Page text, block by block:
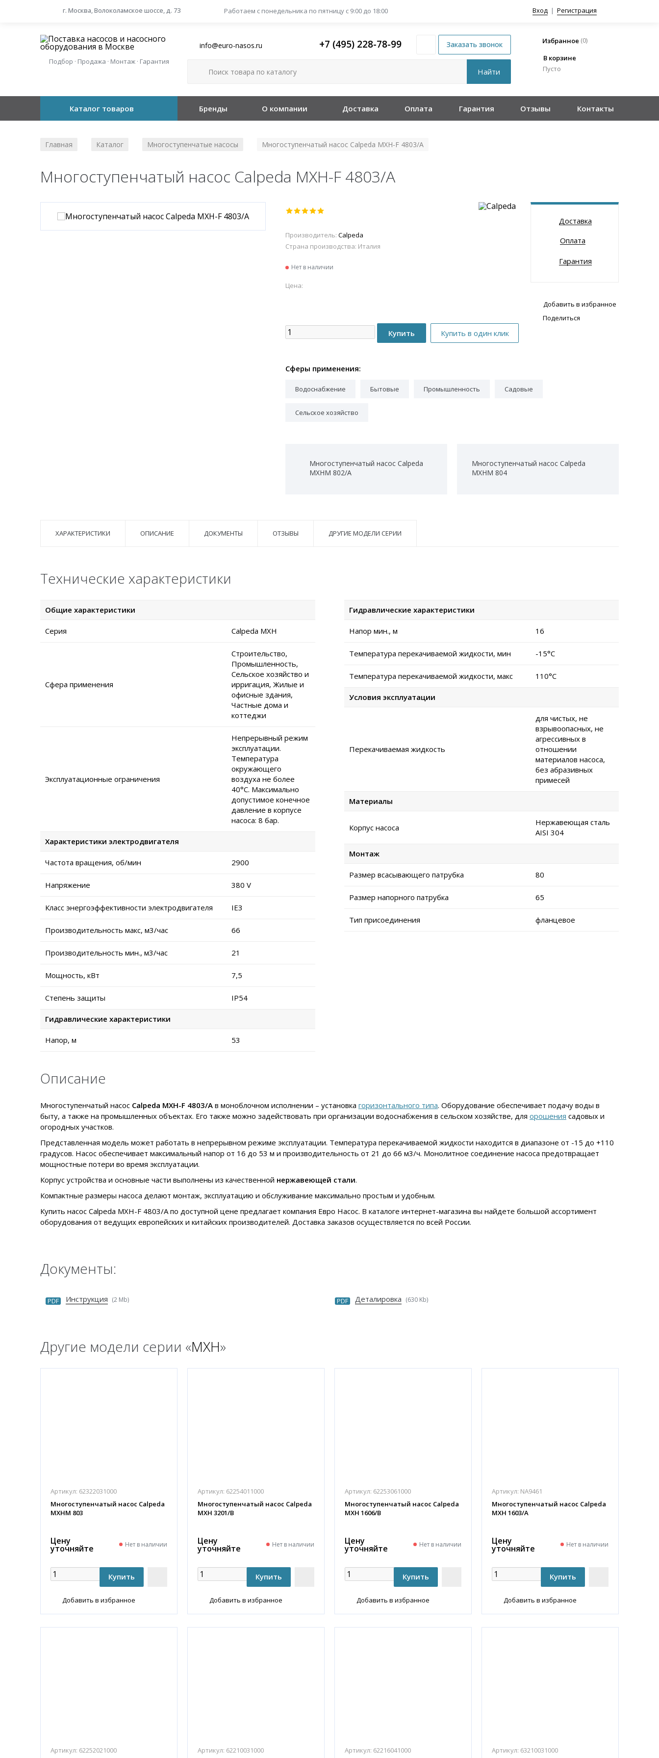
г. Москва, Волоколамское шоссе, д. 73 Работаем с понедельника по пятницу с 9:00 до 18:00 Вход | Регистрация
Подбор · Продажа · Монтаж · Гарантия
info@euro-nasos.ru +7 (495) 228-78-99 Избранное (0)
В корзине
Пусто
Каталог товаров Бренды О компании Доставка Оплата Гарантия Отзывы Контакты
Главная Каталог Многоступенчатые насосы Многоступенчатый насос Calpeda MXH-F 4803/A
Многоступенчатый насос Calpeda MXH-F 4803/A
Производитель: Calpeda
Страна производства: Италия
Нет в наличии
Цена:
Доставка
Оплата
Гарантия
Добавить в избранное
Поделиться
Сферы применения:
Водоснабжение Бытовые Промышленность Садовые
Сельское хозяйство
Многоступенчатый насос Calpeda
MXHM 802/A
Многоступенчатый насос Calpeda
MXHM 804
ХАРАКТЕРИСТИКИ ОПИСАНИЕ ДОКУМЕНТЫ ОТЗЫВЫ ДРУГИЕ МОДЕЛИ СЕРИИ
Технические характеристики
Общие характеристики
Серия Calpeda MXH
Сфера применения
Строительство,
Промышленность,
Сельское хозяйство и
ирригация, Жилые и
офисные здания,
Частные дома и
коттеджи
Эксплуатационные ограничения
Непрерывный режим
эксплуатации.
Температура
окружающего
воздуха не более
40°C. Максимально
допустимое конечное
давление в корпусе
насоса: 8 бар.
Характеристики электродвигателя
Частота вращения, об/мин 2900
Напряжение 380 V
Класс энергоэффективности электродвигателя IE3
Производительность макс, м3/час 66
Производительность мин., м3/час 21
Мощность, кВт 7,5
Степень защиты IP54
Гидравлические характеристики
Напор, м 53
Гидравлические характеристики
Напор мин., м 16
Температура перекачиваемой жидкости, мин -15°C
Температура перекачиваемой жидкости, макс 110°C
Условия эксплуатации
Перекачиваемая жидкость
для чистых, не
взрывоопасных, не
агрессивных в
отношении
материалов насоса,
без абразивных
примесей
Материалы
Корпус насоса
Нержавеющая сталь
AISI 304
Монтаж
Размер всасывающего патрубка 80
Размер напорного патрубка 65
Тип присоединения фланцевое
Описание
Многоступенчатый насос Calpeda MXH-F 4803/A в моноблочном исполнении – установка горизонтального типа. Оборудование обеспечивает подачу воды в
быту, а также на промышленных объектах. Его также можно задействовать при организации водоснабжения в сельском хозяйстве, для орошения садовых и
огородных участков.
Представленная модель может работать в непрерывном режиме эксплуатации. Температура перекачиваемой жидкости находится в диапазоне от -15 до +110
градусов. Насос обеспечивает максимальный напор от 16 до 53 м и производительность от 21 до 66 м3/ч. Монолитное соединение насоса предотвращает
мощностные потери во время эксплуатации.
Корпус устройства и основные части выполнены из качественной нержавеющей стали.
Компактные размеры насоса делают монтаж, эксплуатацию и обслуживание максимально простым и удобным.
Купить насос Calpeda MXH-F 4803/A по доступной цене предлагает компания Евро Насос. В каталоге интернет-магазина вы найдете большой ассортимент
оборудования от ведущих европейских и китайских производителей. Доставка заказов осуществляется по всей России.
Документы:
PDF Инструкция (2 Mb) PDF Деталировка (630 Kb)
Другие модели серии «MXH»
Артикул: 62322031000
Многоступенчатый насос Calpeda
MXHM 803
Цену
уточняйте Нет в наличии
Добавить в избранное
Артикул: 62254011000
Многоступенчатый насос Calpeda
MXH 3201/B
Цену
уточняйте Нет в наличии
Добавить в избранное
Артикул: 62253061000
Многоступенчатый насос Calpeda
MXH 1606/B
Цену
уточняйте Нет в наличии
Добавить в избранное
Артикул: NA9461
Многоступенчатый насос Calpeda
MXH 1603/A
Цену
уточняйте Нет в наличии
Добавить в избранное
Артикул: 62252021000 Артикул: 62210031000 Артикул: 62216041000 Артикул: 63210031000